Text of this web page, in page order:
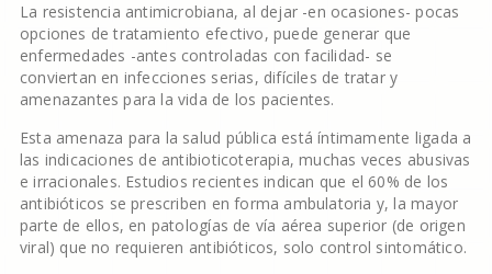
La resistencia antimicrobiana, al dejar -en ocasiones- pocas
opciones de tratamiento efectivo, puede generar que
enfermedades -antes controladas con facilidad- se
conviertan en infecciones serias, difíciles de tratar y
amenazantes para la vida de los pacientes.
Esta amenaza para la salud pública está íntimamente ligada a
las indicaciones de antibioticoterapia, muchas veces abusivas
e irracionales. Estudios recientes indican que el 60% de los
antibióticos se prescriben en forma ambulatoria y, la mayor
parte de ellos, en patologías de vía aérea superior (de origen
viral) que no requieren antibióticos, solo control sintomático.